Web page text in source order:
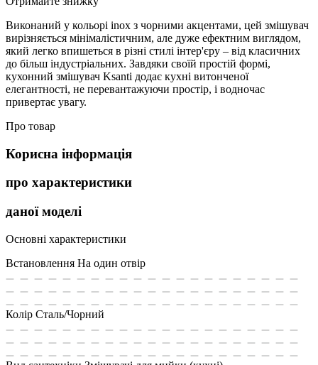
Виконаний у кольорі inox з чорними акцентами, цей змішувач
вирізняється мінімалістичним, але дуже ефектним виглядом,
який легко впишеться в різні стилі інтер'єру – від класичних
до більш індустріальних. Завдяки своїй простій формі,
кухонний змішувач Ksanti додає кухні витонченої
елегантності, не перевантажуючи простір, і водночас
привертає увагу.
Про товар
Корисна інформація
про характеристики
даної моделі
Основні характеристики
Встановлення На один отвір
Колір Сталь/Чорний